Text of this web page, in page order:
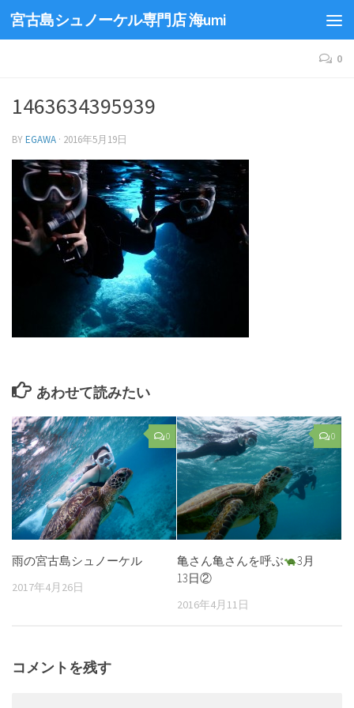
宮古島シュノーケル専門店 海umi
0
1463634395939
BYEGAWA · 2016年5月19日
あわせて読みたい
0
雨の宮古島シュノーケル
2017年4月26日
0
亀さん亀さんを呼ぶ
3月
13日②
2016年4月11日
コメントを残す